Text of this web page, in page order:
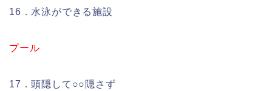
16．水泳ができる施設
プール
17．頭隠して○○隠さず